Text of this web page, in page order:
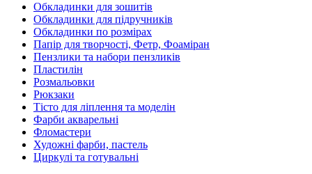
Обкладинки для зошитів
Обкладинки для підручників
Обкладинки по розмірах
Папір для творчості, Фетр, Фоаміран
Пензлики та набори пензликів
Пластилін
Розмальовки
Рюкзаки
Тісто для ліплення та моделін
Фарби акварельні
Фломастери
Художні фарби, пастель
Циркулі та готувальні